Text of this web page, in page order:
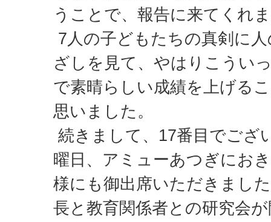
うことで、報告に来てくれ
7人の子どもたちの真剣に
ざしを見て、やはりこうい
で素晴らしい成績を上げる
思いました。
続きまして、17番目でござ
曜日、アミューあつぎにお
様にも御出席いただきまし
長と教育関係者との研究会